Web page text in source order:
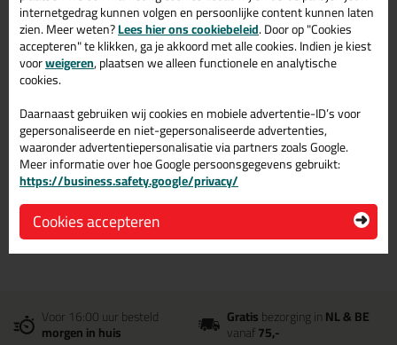
Omschrijving Specificaties Reviews (0)
KIP 343 Gaasband 90mtr in
96mm
Bestel de KIP 343 Gaasband 90mtr in 96mm vandaag nog!
Vandaag besteld = morgen in huis.
Wil je meer weten over de toepassing en kenmerken van dit
product?Lees alles over dit product >
Voor 16:00 uur besteld
morgen in huis
Gratisbezorging inNL & BE
vanaf75,-
internetgedrag kunnen volgen en persoonlijke content kunnen laten
zien. Meer weten?Lees hier ons cookiebeleid. Door op "Cookies
accepteren" te klikken, ga je akkoord met alle cookies. Indien je kiest
voorweigeren, plaatsen we alleen functionele en analytische
cookies.
Daarnaast gebruiken wij cookies en mobiele advertentie-ID’s voor
gepersonaliseerde en niet-gepersonaliseerde advertenties,
waaronder advertentiepersonalisatie via partners zoals Google.
Meer informatie over hoe Google persoonsgegevens gebruikt:
https://business.safety.google/privacy/
Cookies accepteren